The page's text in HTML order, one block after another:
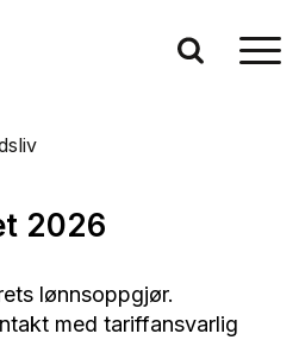
2026
lønnsoppgjør.
med tariffansvarlig